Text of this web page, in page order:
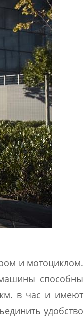
и мотоциклом.
способны
км. в час и имеют
удобство